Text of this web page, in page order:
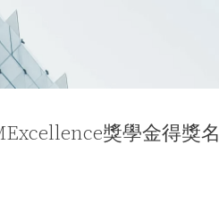
獎學金得獎名